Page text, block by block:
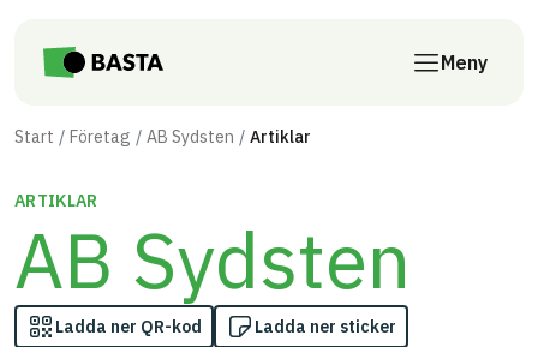
Meny
Start Företag AB Sydsten Artiklar
ARTIKLAR
AB Sydsten
Ladda ner QR-kod Ladda ner sticker